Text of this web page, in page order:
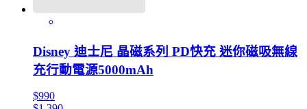
Disney 迪士尼 晶磁系列 PD快充 迷你磁吸無線
充行動電源5000mAh
$990